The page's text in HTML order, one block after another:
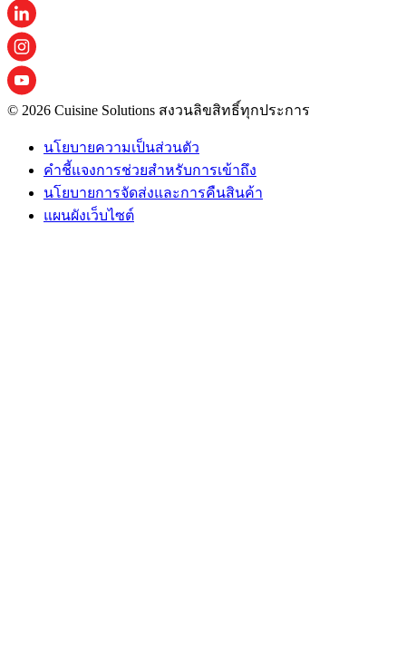
© 2026 Cuisine Solutions สงวนลิขสิทธิ์ทุกประการ
นโยบายความเป็นส่วนตัว
คําชี้แจงการช่วยสําหรับการเข้าถึง
นโยบายการจัดส่งและการคืนสินค้า
แผนผังเว็บไซต์